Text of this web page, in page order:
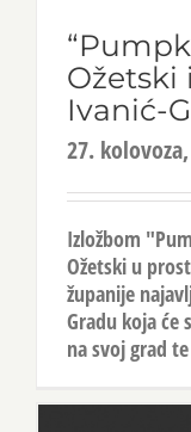
Ožetski
Ivanić-
27.
Izložbom
Ožetski u
županije
Gradu koja će
na svoj grad